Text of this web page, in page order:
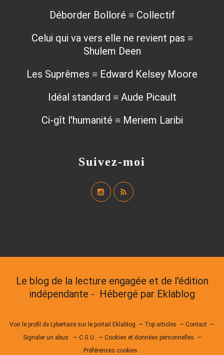
Suivez-moi
Déborder Bolloré ≡ Collectif
Celui qui va vers elle ne revient pas ≡
Shulem Deen
Les Suprêmes ≡ Edward Kelsey Moore
Idéal standard ≡ Aude Picault
Ci-gît l'humanité ≡ Meriem Laribi
Le blog de la lecture engagée et de l'édition
indépendante - Hébergé par Eklablog
Voir le profil de Lybertaire sur le portail Eklablog Top articles
Contact
Signaler un abus
C.G.U.
Cookies et données personnelles
Préférences cookies